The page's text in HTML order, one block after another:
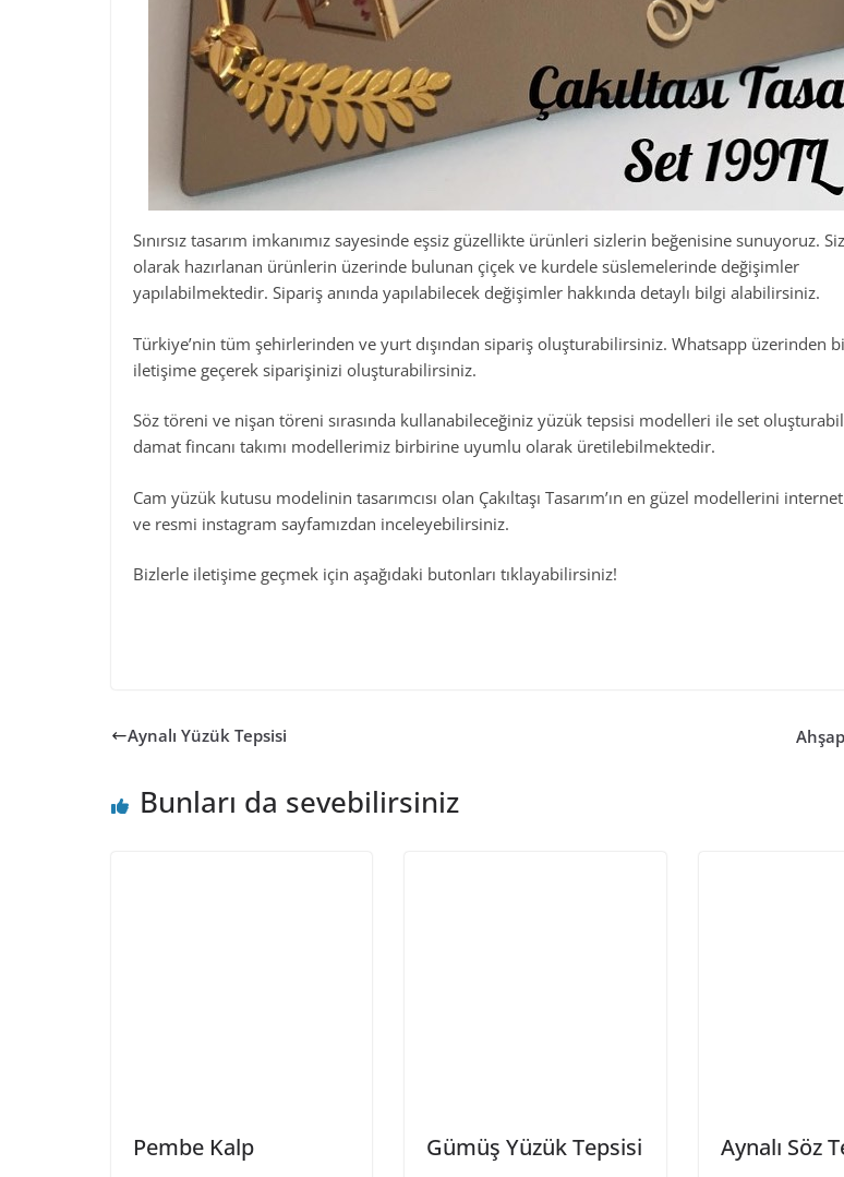
Sınırsız tasarım imkanımız sayesinde eşsiz güzellikte ürünleri sizlerin beğenisine sunuyoruz.
olarak hazırlanan ürünlerin üzerinde bulunan çiçek ve kurdele süslemelerinde değişimler
yapılabilmektedir. Sipariş anında yapılabilecek değişimler hakkında detaylı bilgi alabilirsiniz.
Türkiye’nin tüm şehirlerinden ve yurt dışından sipariş oluşturabilirsiniz. Whatsapp üzerinden
iletişime geçerek siparişinizi oluşturabilirsiniz.
Söz töreni ve nişan töreni sırasında kullanabileceğiniz yüzük tepsisi modelleri ile set
damat fincanı takımı modellerimiz birbirine uyumlu olarak üretilebilmektedir.
Cam yüzük kutusu modelinin tasarımcısı olan Çakıltaşı Tasarım’ın en güzel modellerini
ve resmi instagram sayfamızdan inceleyebilirsiniz.
Bizlerle iletişime geçmek için aşağıdaki butonları tıklayabilirsiniz!
Aynalı Yüzük Tepsisi
Bunları da sevebilirsiniz
Pembe Kalp Gümüş Yüzük Tepsisi Aynalı Söz